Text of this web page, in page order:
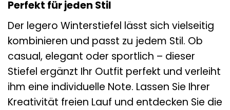
Perfekt für jeden Stil
Der legero Winterstiefel lässt sich vielseitig
kombinieren und passt zu jedem Stil. Ob
casual, elegant oder sportlich – dieser
Stiefel ergänzt Ihr Outfit perfekt und verleiht
ihm eine individuelle Note. Lassen Sie Ihrer
Kreativität freien Lauf und entdecken Sie die